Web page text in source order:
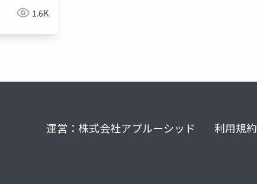
1.6K
運営：株式会社アプルーシッド 利用規約